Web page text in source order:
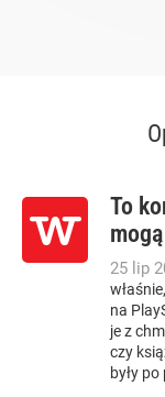
To
25 lip
na
je z
czy
były